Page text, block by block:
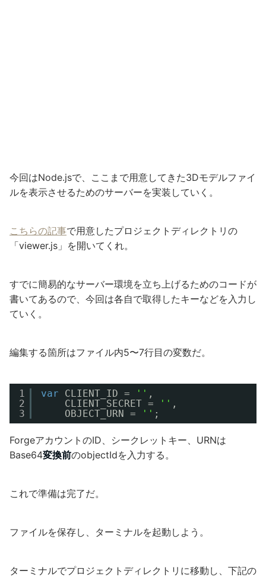
今回はNode.jsで、ここまで用意してきた3Dモデルファイ
ルを表示させるためのサーバーを実装していく。
こちらの記事で用意したプロジェクトディレクトリの
「viewer.js」を開いてくれ。
すでに簡易的なサーバー環境を立ち上げるためのコードが
書いてあるので、今回は各自で取得したキーなどを入力し
ていく。
編集する箇所はファイル内5〜7行目の変数だ。
1
2
3
var CLIENT_ID = '' ,
CLIENT_SECRET =
'' ,
OBJECT_URN =
'' ;
ForgeアカウントのID、シークレットキー、URNは
Base64変換前のobjectIdを入力する。
これで準備は完了だ。
ファイルを保存し、ターミナルを起動しよう。
ターミナルでプロジェクトディレクトリに移動し、下記の